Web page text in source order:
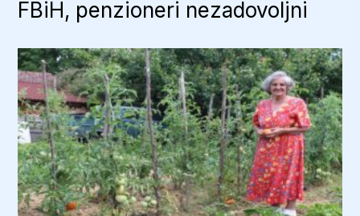
FBiH, penzioneri nezadovoljni